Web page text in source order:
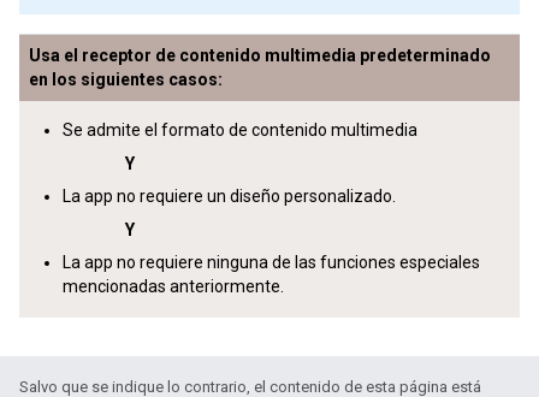
Usa el receptor de contenido multimedia predeterminado
en los siguientes casos:
Se admite el formato de contenido multimedia
Y
La app no requiere un diseño personalizado.
Y
La app no requiere ninguna de las funciones especiales
mencionadas anteriormente.
Salvo que se indique lo contrario, el contenido de esta página está